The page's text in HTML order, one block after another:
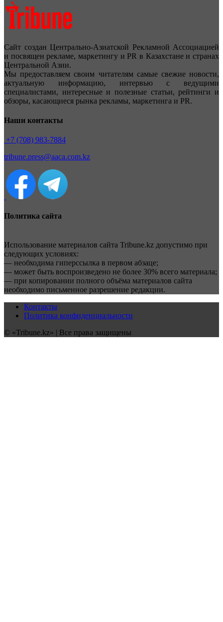
Сайт создан Центрально-Азиатской Рекламной Ассоциацией
и посвящен рекламе, маркетингу и PR в Казахстане и странах
Центральной Азии.
Мы предоставляем своим читателям самые свежие новости,
актуальную информацию, интервью с ведущими
специалистами, интересные и полезные статьи, рейтинги и
обзоры, касающиеся рынка рекламы, маркетинга и PR.
Наши контакты
+7 (708) 983-7884
tribune.press@aaca.com.kz
Политика сайта
Использование материалов сайта Tribune.kz допустимо при
следующих условиях:
— необходима гиперссылка в первом абзаце;
— может быть воспроизведено не более 30% всего материала;
— при копировании полного объёма материалов сайта
необходимо письменное разрешение редакции.
Контакты
Политика конфиденциальности
© «Tribune.kz» | Все права защищены